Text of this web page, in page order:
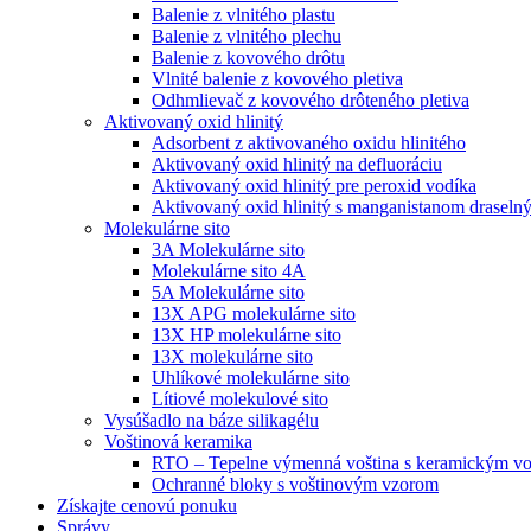
Balenie z vlnitého plastu
Balenie z vlnitého plechu
Balenie z kovového drôtu
Vlnité balenie z kovového pletiva
Odhmlievač z kovového drôteného pletiva
Aktivovaný oxid hlinitý
Adsorbent z aktivovaného oxidu hlinitého
Aktivovaný oxid hlinitý na defluoráciu
Aktivovaný oxid hlinitý pre peroxid vodíka
Aktivovaný oxid hlinitý s manganistanom
Molekulárne sito
3A Molekulárne sito
Molekulárne sito 4A
5A Molekulárne sito
13X APG molekulárne sito
13X HP molekulárne sito
13X molekulárne sito
Uhlíkové molekulárne sito
Lítiové molekulové sito
Vysúšadlo na báze silikagélu
Voštinová keramika
RTO – Tepelne výmenná voština s keramickým
Ochranné bloky s voštinovým vzorom
Získajte cenovú ponuku
Správy